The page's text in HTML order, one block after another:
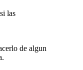
las
de algun